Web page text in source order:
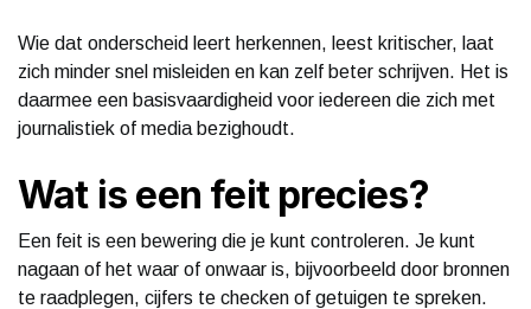
Wie dat onderscheid leert herkennen, leest kritischer, laat
zich minder snel misleiden en kan zelf beter schrijven. Het is
daarmee een basisvaardigheid voor iedereen die zich met
journalistiek of media bezighoudt.
Wat is een feit precies?
Een feit is een bewering die je kunt controleren. Je kunt
nagaan of het waar of onwaar is, bijvoorbeeld door bronnen
te raadplegen, cijfers te checken of getuigen te spreken.